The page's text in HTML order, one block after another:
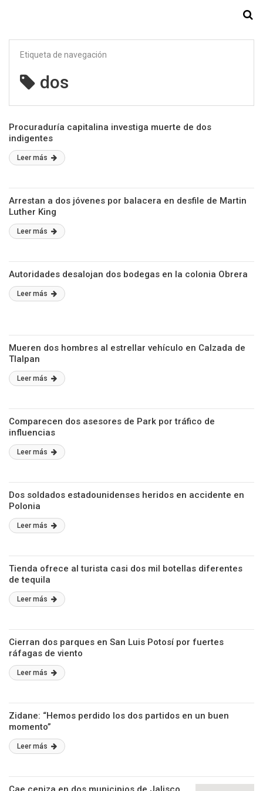
Etiqueta de navegación
dos
Procuraduría capitalina investiga muerte de dos
indigentes
Leer más
Arrestan a dos jóvenes por balacera en desfile de Martin
Luther King
Leer más
Autoridades desalojan dos bodegas en la colonia Obrera
Leer más
Mueren dos hombres al estrellar vehículo en Calzada de
Tlalpan
Leer más
Comparecen dos asesores de Park por tráfico de
influencias
Leer más
Dos soldados estadounidenses heridos en accidente en
Polonia
Leer más
Tienda ofrece al turista casi dos mil botellas diferentes
de tequila
Leer más
Cierran dos parques en San Luis Potosí por fuertes
ráfagas de viento
Leer más
Zidane: “Hemos perdido los dos partidos en un buen
momento”
Leer más